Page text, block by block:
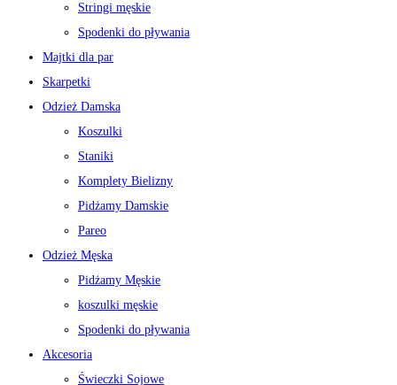
Stringi męskie
Spodenki do pływania
Majtki dla par
Skarpetki
Odzież Damska
Koszulki
Staniki
Komplety Bielizny
Pidżamy Damskie
Pareo
Odzież Męska
Pidżamy Męskie
koszulki męskie
Spodenki do pływania
Akcesoria
Świeczki Sojowe